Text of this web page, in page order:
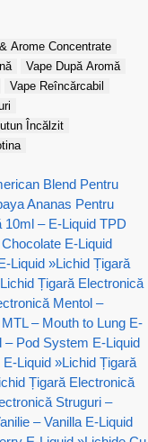
Arome Concentrate
Vape După Aromă
Vape Reîncărcabil
Încălzit
Blend Pentru
Ananas Pentru
10ml – E-Liquid TPD
E-Liquid
Liquid »Lichid Țigară
Lichid Țigară Electronică
Mentol –
– Mouth to Lung E-
– Pod System E-Liquid
Liquid »Lichid Țigară
Țigară Electronică
Struguri –
– Vanilla E-Liquid